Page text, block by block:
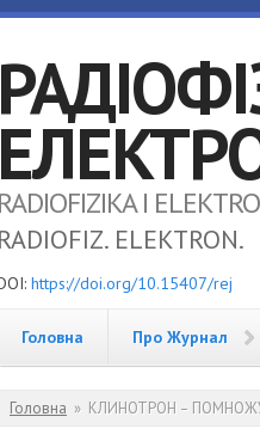
RADIOFIZIKA I
RADIOFIZ. ELEKTRON.
https://doi.org/10.15407/rej
Головна Про Журнал
Ви є тут
Головна » КЛИНОТРОН –